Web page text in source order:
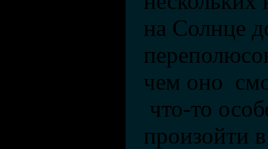
на Солнце
чем оно
что-то
произойти в